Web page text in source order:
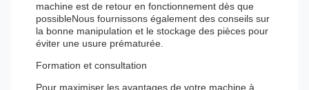
machine est de retour en fonctionnement dès que
possibleNous fournissons également des conseils sur
la bonne manipulation et le stockage des pièces pour
éviter une usure prématurée.
Formation et consultation
Pour maximiser les avantages de votre machine à